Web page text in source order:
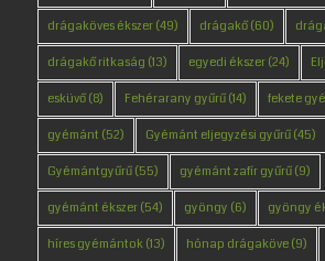
drágaköves ékszer(49) drágakő(60)
drágakő ritkaság (13) egyedi ékszer(24)
esküvő(8) Fehérarany gyűrű(14) fekete
gyémánt (52) Gyémánt eljegyzési gyűrű(45)
Gyémántgyűrű(55) gyémánt zafír gyűrű(9)
gyémánt ékszer(54) gyöngy (6) gyöngy
híres gyémántok(13) hónap drágaköve(9)